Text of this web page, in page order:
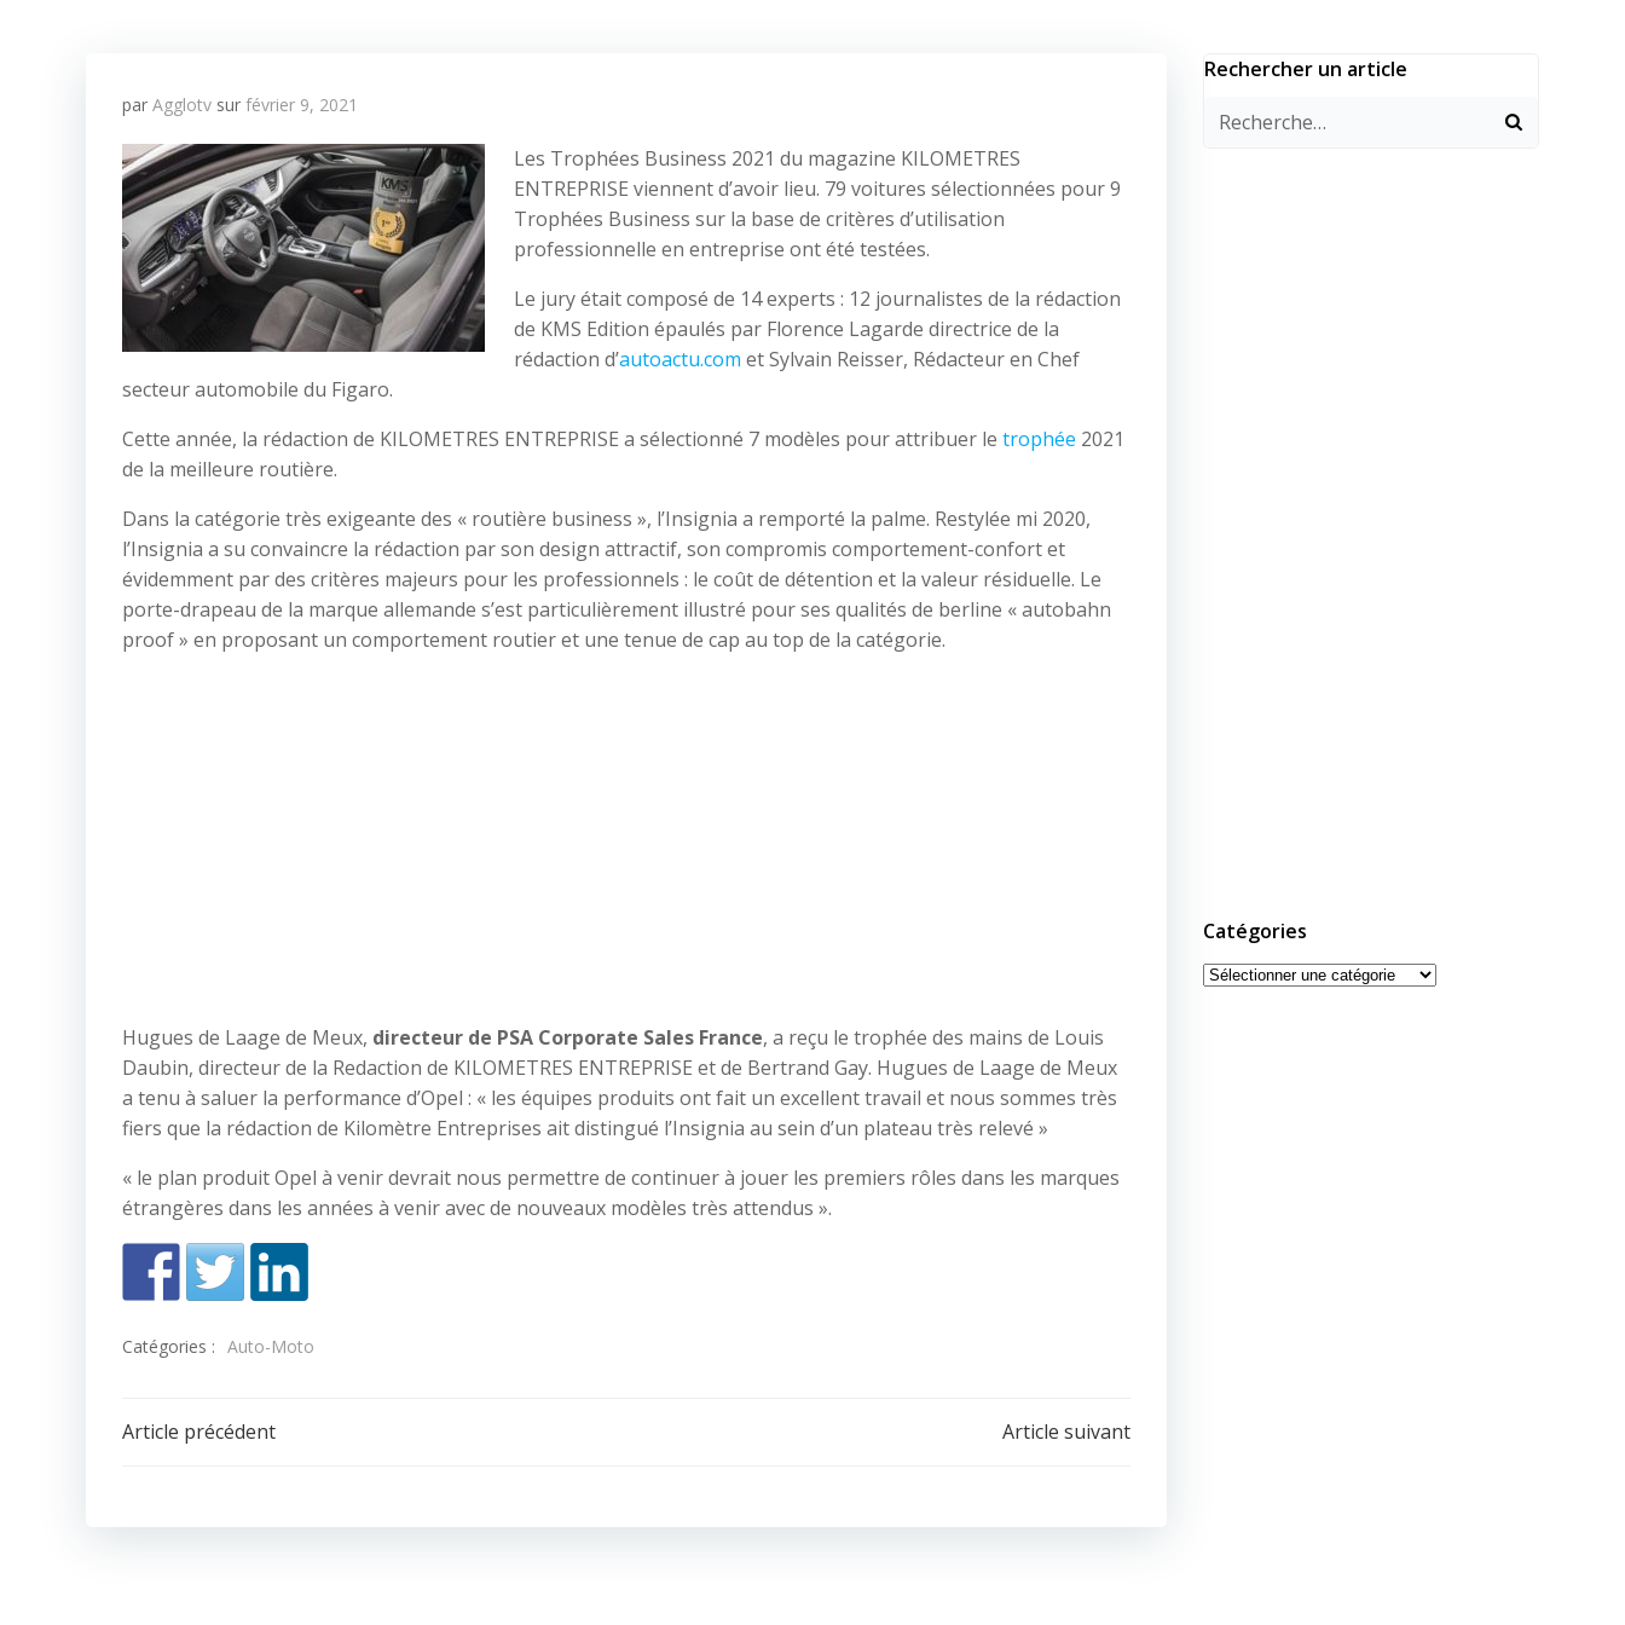
par Agglotv sur février 9, 2021
Les Trophées Business 2021 du magazine KILOMETRES
ENTREPRISE viennent d’avoir lieu. 79 voitures sélectionnées pour 9
Trophées Business sur la base de critères d’utilisation
professionnelle en entreprise ont été testées.
Le jury était composé de 14 experts : 12 journalistes de la rédaction
de KMS Edition épaulés par Florence Lagarde directrice de la
rédaction d’autoactu.com et Sylvain Reisser, Rédacteur en Chef
secteur automobile du Figaro.
Cette année, la rédaction de KILOMETRES ENTREPRISE a sélectionné 7 modèles pour attribuer le trophée 2021
de la meilleure routière.
Dans la catégorie très exigeante des « routière business », l’Insignia a remporté la palme. Restylée mi 2020,
l’Insignia a su convaincre la rédaction par son design attractif, son compromis comportement-confort et
évidemment par des critères majeurs pour les professionnels : le coût de détention et la valeur résiduelle. Le
porte-drapeau de la marque allemande s’est particulièrement illustré pour ses qualités de berline « autobahn
proof » en proposant un comportement routier et une tenue de cap au top de la catégorie.
Hugues de Laage de Meux, directeur de PSA Corporate Sales France, a reçu le trophée des mains de Louis
Daubin, directeur de la Redaction de KILOMETRES ENTREPRISE et de Bertrand Gay. Hugues de Laage de Meux
a tenu à saluer la performance d’Opel : « les équipes produits ont fait un excellent travail et nous sommes très
fiers que la rédaction de Kilomètre Entreprises ait distingué l’Insignia au sein d’un plateau très relevé »
« le plan produit Opel à venir devrait nous permettre de continuer à jouer les premiers rôles dans les marques
étrangères dans les années à venir avec de nouveaux modèles très attendus ».
Catégories : Auto-Moto
Navigation
Article précédent Article suivant
Rechercher un article
Catégories
Catégories